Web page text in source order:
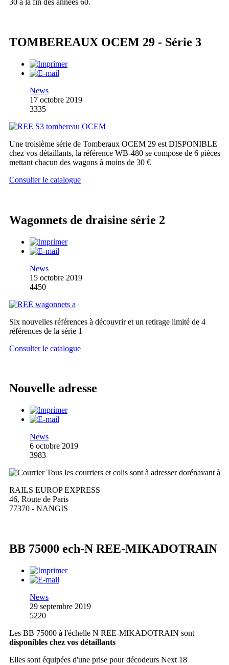
30 à la fin des années 60.
TOMBEREAUX OCEM 29 - Série 3
News
17 octobre 2019
3335
Une troisième série de Tomberaux OCEM 29 est DISPONIBLE
chez vos détaillants, la référence WB-480 se compose de 6 pièces
mettant chacun des wagons à moins de 30 €
Consulter le catalogue
Wagonnets de draisine série 2
News
15 octobre 2019
4450
Six nouvelles références à découvrir et un retirage limité de 4
références de la série 1
Consulter le catalogue
Nouvelle adresse
News
6 octobre 2019
3983
Tous les courriers et colis sont à adresser dorénavant à
RAILS EUROP EXPRESS
46, Route de Paris
77370 - NANGIS
BB 75000 ech-N REE-MIKADOTRAIN
News
29 septembre 2019
5220
Les BB 75000 à l'échelle N REE-MIKADOTRAIN sont
disponibles chez vos détaillants
Elles sont équipées d'une prise pour décodeurs Next 18